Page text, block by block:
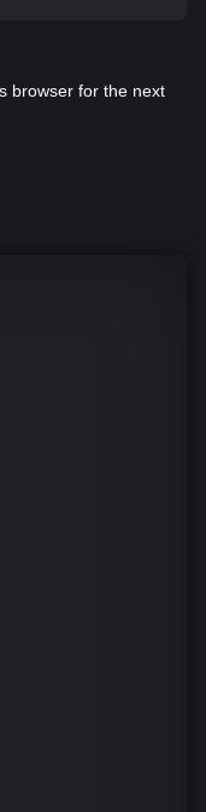
browser for the next